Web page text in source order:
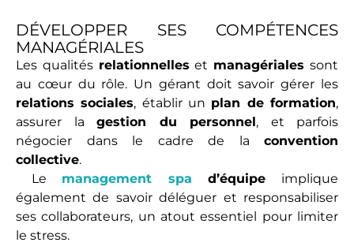
DÉVELOPPER SES COMPÉTENCES
MANAGÉRIALES
Les qualités relationnelles et managériales sont
au cœur du rôle. Un gérant doit savoir gérer les
relations sociales, établir un plan de formation,
assurer la gestion du personnel, et parfois
négocier dans le cadre de la convention
collective.
Le management spa d’équipe implique
également de savoir déléguer et responsabiliser
ses collaborateurs, un atout essentiel pour limiter
le stress.